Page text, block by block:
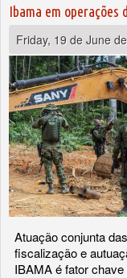
Ibama em operações
Friday, 19 de June
Atuação conjunta
fiscalização e
IBAMA é fator